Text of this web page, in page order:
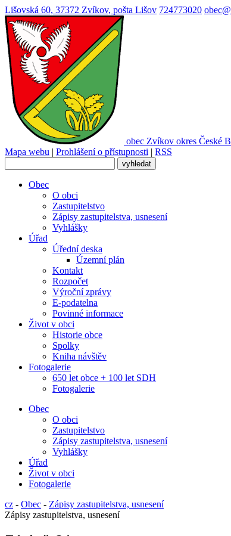
Lišovská 60, 37372 Zvíkov, pošta Lišov 724773020
obec Zvíkov okres České
Mapa webu | Prohlášení o přístupnosti | RSS
Obec
O obci
Zastupitelstvo
Zápisy zastupitelstva, usnesení
Vyhlášky
Úřad
Úřední deska
Územní plán
Kontakt
Rozpočet
Výroční zprávy
E-podatelna
Povinné informace
Život v obci
Historie obce
Spolky
Kniha návštěv
Fotogalerie
650 let obce + 100 let SDH
Fotogalerie
Obec
O obci
Zastupitelstvo
Zápisy zastupitelstva, usnesení
Vyhlášky
Úřad
Život v obci
Fotogalerie
cz - Obec - Zápisy zastupitelstva, usnesení
Zápisy zastupitelstva, usnesení